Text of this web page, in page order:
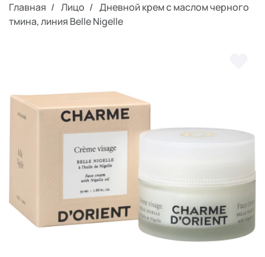
Главная Лицо
Дневной крем с маслом черного
тмина, линия Belle Nigelle